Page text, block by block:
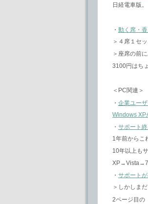
日経電車版。
・ 動く席・
＞４席１セ
＞座席の前
3100円はち
＜PC関連＞
・ 企業ユー
Windows XP
・ サポート
1年前からこ
10年以上も
・ サポート
＞しかしま
2ページ目の